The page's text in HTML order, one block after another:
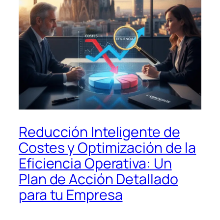
Reducción Inteligente de
Costes y Optimización de la
Eficiencia Operativa: Un
Plan de Acción Detallado
para tu Empresa